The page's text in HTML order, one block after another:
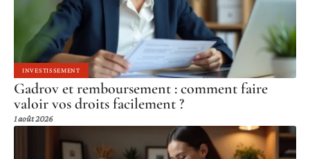
INVESTISSEMENT
Gadrov et remboursement : comment faire
valoir vos droits facilement ?
1 août 2026